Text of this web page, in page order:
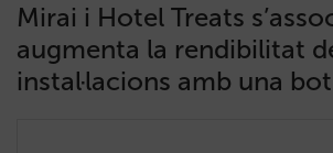
Mirai i Hotel Treats
augmenta la rendibilitat
instal·lacions amb una